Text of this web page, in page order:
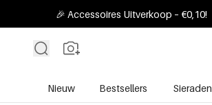
🎉 Accessoires Uitverkoop – €0,10!
Nieuw Bestsellers Sieraden